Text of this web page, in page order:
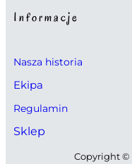
Informacje
Nasza historia
Ekipa
Regulamin
Sklep
Copyright ©